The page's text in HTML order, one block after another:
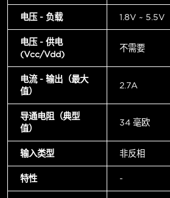
电压 - 负载 1.8V ~ 5.5V
电压 - 供电
(Vcc/Vdd)
不需要
电流 - 输出（最大
值）
2.7A
导通电阻（典型
值）
34 毫欧
输入类型 非反相
特性 -